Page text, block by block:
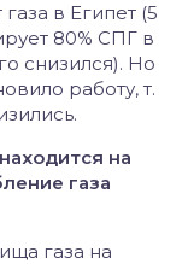
в Египет (5
80% СПГ в
снизился). Но
работу, т.
на
газа
газа на